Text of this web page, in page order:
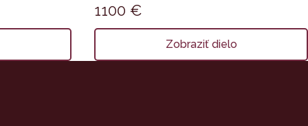
1100 €
Zobraziť dielo